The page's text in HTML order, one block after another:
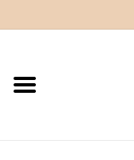
Home